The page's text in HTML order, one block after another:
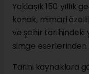
Yaklaşık 150 yıllık
konak, mimari
ve şehir tarihindeki
simge eserlerinden
Tarihi kaynaklara